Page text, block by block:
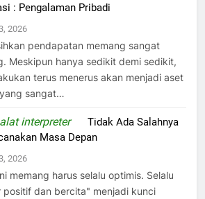
: Pengalaman Pribadi
2026
pendapatan memang sangat
Meskipun hanya sedikit demi sedikit,
terus menerus akan menjadi aset
sangat…
interpreteronTidak Ada Salahnya
Masa Depan
2026
memang harus selalu optimis. Selalu
positif dan bercita" menjadi kunci